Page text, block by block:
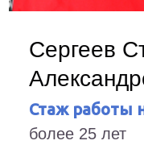
Сергеев
Стаж работы
более 25 лет